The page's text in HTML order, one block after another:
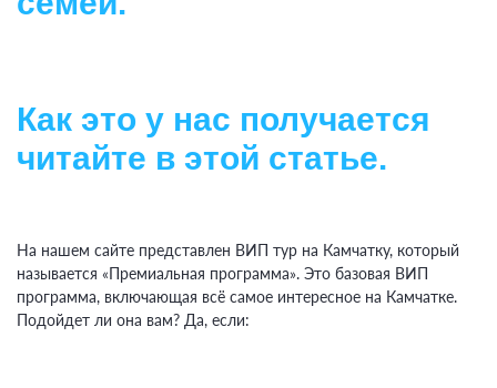
Как это у нас получается
читайте в этой статье.
На нашем сайте представлен ВИП тур на Камчатку, который
называется «Премиальная программа». Это базовая ВИП
программа, включающая всё самое интересное на Камчатке.
Подойдет ли она вам? Да, если: